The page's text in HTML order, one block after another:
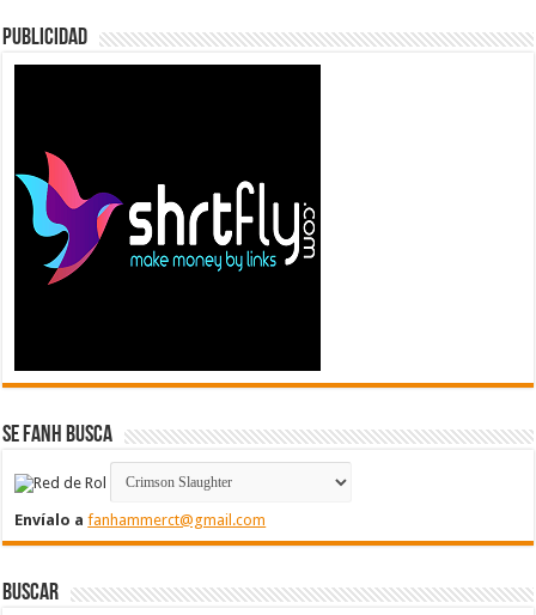
Publicidad
Se FanH Busca
Envíalo afanhammerct@gmail.com
Buscar